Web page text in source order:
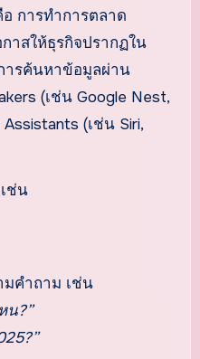
การทำการตลาด
าสให้ธุรกิจปรากฏใน
ารค้นหาข้อมูลผ่าน
(เช่น Google Nest,
(เช่น Siri,
ช่น
มคำถาม เช่น
น?”